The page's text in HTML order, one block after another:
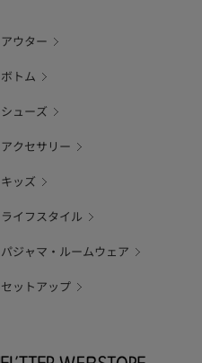
アウター
ボトム
シューズ
アクセサリー
キッズ
ライフスタイル
パジャマ・ルームウェア
セットアップ